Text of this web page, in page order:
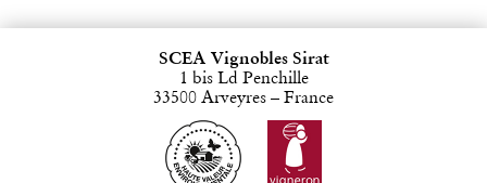
SCEA Vignobles Sirat
1 bis Ld Penchille
33500 Arveyres – France